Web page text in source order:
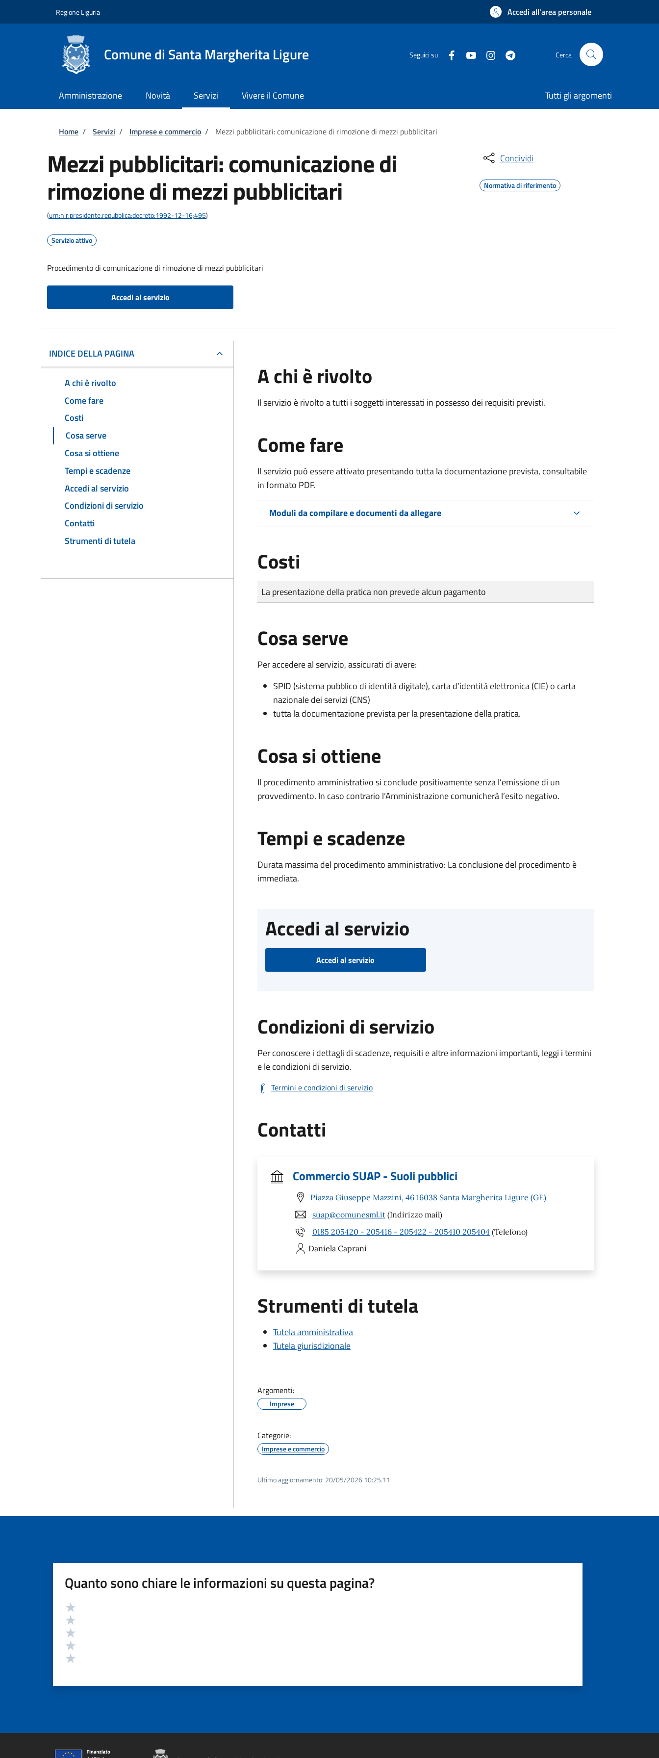
Regione Liguria Accedi all'area personale
Comune di Santa Margherita Ligure Seguici su Cerca
Amministrazione Novità Servizi Vivere il Comune Tutti gli argomenti
Briciole di pane
Home / Servizi / Imprese e commercio / Mezzi pubblicitari: comunicazione di rimozione di mezzi pubblicitari
Mezzi pubblicitari: comunicazione di
rimozione di mezzi pubblicitari
(urn:nir:presidente.repubblica:decreto:1992-12-16;495)
Servizio attivo
Procedimento di comunicazione di rimozione di mezzi pubblicitari
Accedi al servizio
Condividi
Normativa di riferimento
INDICE DELLA PAGINA
A chi è rivolto
Come fare
Costi
Cosa serve
Cosa si ottiene
Tempi e scadenze
Accedi al servizio
Condizioni di servizio
Contatti
Strumenti di tutela
A chi è rivolto
Il servizio è rivolto a tutti i soggetti interessati in possesso dei requisiti previsti.
Come fare
Il servizio può essere attivato presentando tutta la documentazione prevista, consultabile
in formato PDF.
Moduli da compilare e documenti da allegare
Costi
Tipo di pagamento
Importo
La presentazione della pratica non prevede alcun pagamento
Cosa serve
Per accedere al servizio, assicurati di avere:
SPID (sistema pubblico di identità digitale), carta d’identità elettronica (CIE) o carta
nazionale dei servizi (CNS)
tutta la documentazione prevista per la presentazione della pratica.
Cosa si ottiene
Il procedimento amministrativo si conclude positivamente senza l’emissione di un
provvedimento. In caso contrario l’Amministrazione comunicherà l’esito negativo.
Tempi e scadenze
Durata massima del procedimento amministrativo: La conclusione del procedimento è
immediata.
Accedi al servizio
Accedi al servizio
Condizioni di servizio
Per conoscere i dettagli di scadenze, requisiti e altre informazioni importanti, leggi i termini
e le condizioni di servizio.
Termini e condizioni di servizio
Contatti
Commercio SUAP - Suoli pubblici
Piazza Giuseppe Mazzini, 46 16038 Santa Margherita Ligure (GE)
suap@comunesml.it (Indirizzo mail)
0185 205420 - 205416 - 205422 - 205410 205404 (Telefono)
Daniela Caprani
Strumenti di tutela
Tutela amministrativa
Tutela giurisdizionale
Argomenti:
Imprese
Categorie:
Imprese e commercio
Ultimo aggiornamento: 20/05/2026 10:25.11
Quanto sono chiare le informazioni su questa pagina?
Valutazione